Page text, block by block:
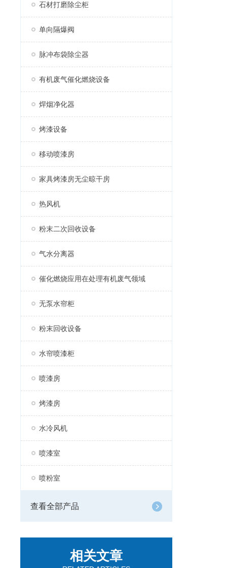
石材打磨除尘柜
单向隔爆阀
脉冲布袋除尘器
有机废气催化燃烧设备
焊烟净化器
烤漆设备
移动喷漆房
家具烤漆房无尘晾干房
热风机
粉末二次回收设备
气水分离器
催化燃烧应用在处理有机废气领域
无泵水帘柜
粉末回收设备
水帘喷漆柜
喷漆房
烤漆房
水冷风机
喷漆室
喷粉室
查看全部产品
相关文章